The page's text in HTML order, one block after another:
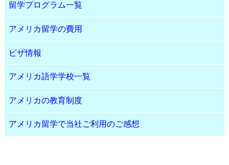
留学プログラム一覧
アメリカ留学の費用
ビザ情報
アメリカ語学学校一覧
アメリカの教育制度
アメリカ留学で当社ご利用のご感想